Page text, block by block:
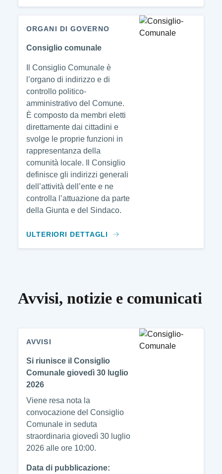
ORGANI DI GOVERNO
Consiglio comunale
Il Consiglio Comunale è
l’organo di indirizzo e di
controllo politico-
amministrativo del Comune.
È composto da membri eletti
direttamente dai cittadini e
svolge le proprie funzioni in
rappresentanza della
comunità locale. Il Consiglio
definisce gli indirizzi generali
dell’attività dell’ente e ne
controlla l’attuazione da parte
della Giunta e del Sindaco.
ULTERIORI DETTAGLI
Avvisi, notizie e comunicati
AVVISI
Si riunisce il Consiglio
Comunale giovedì 30 luglio
2026
Viene resa nota la
convocazione del Consiglio
Comunale in seduta
straordinaria giovedì 30 luglio
2026 alle ore 10:00.
Data di pubblicazione: